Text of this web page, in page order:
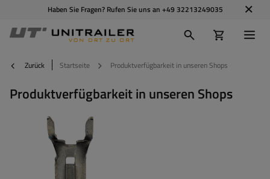
Haben Sie Fragen? Rufen Sie uns an +49 32213249035
Zurück Startseite Produktverfügbarkeit in unseren Shops
Produktverfügbarkeit in unseren Shops